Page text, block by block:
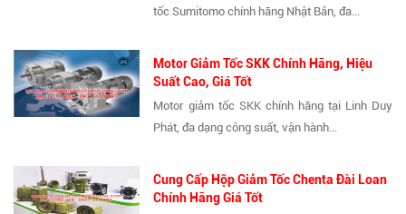
tốc Sumitomo chính hãng Nhật Bản, đa...
Motor Giảm Tốc SKK Chính Hãng, Hiệu
Suất Cao, Giá Tốt
Motor giảm tốc SKK chính hãng tại Linh Duy
Phát, đa dạng công suất, vận hành...
Cung Cấp Hộp Giảm Tốc Chenta Đài Loan
Chính Hãng Giá Tốt